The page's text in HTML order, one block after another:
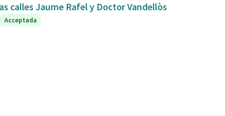
calles Jaume Rafel y Doctor Vandellòs
Acceptada